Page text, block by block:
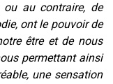
ou au contraire, de
ont le pouvoir de
être et de nous
permettant ainsi
une sensation